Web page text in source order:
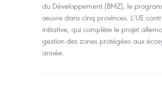
du Développement (BMZ), le
œuvre dans cinq provinces. L’UE
initiative, qui complète le projet
gestion des zones protégées aux
année.